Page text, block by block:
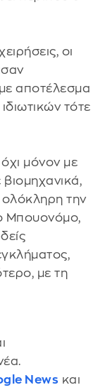
οι
αποτέλεσμα
τότε
μόνον με
ολόκληρη την
ο Μπουονόμο,
με τη
News και